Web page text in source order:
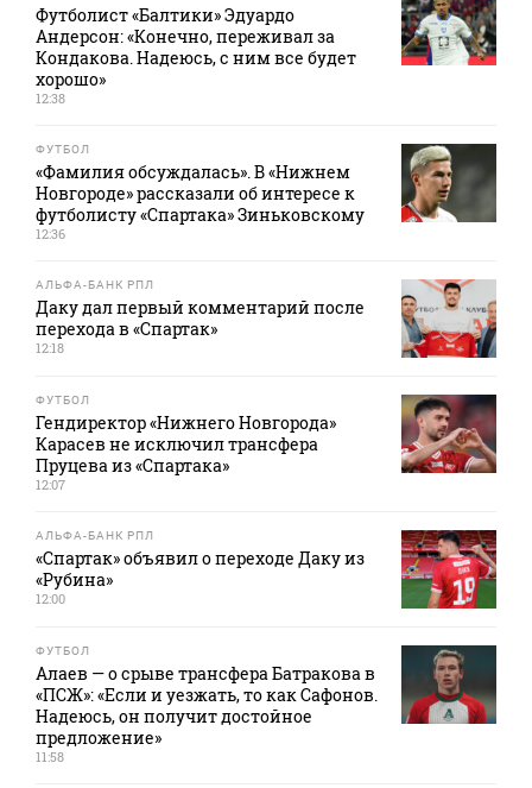
Футболист «Балтики» Эдуардо
Андерсон: «Конечно, переживал за
Кондакова. Надеюсь, с ним все будет
хорошо»
12:38
ФУТБОЛ
«Фамилия обсуждалась». В «Нижнем
Новгороде» рассказали об интересе к
футболисту «Спартака» Зиньковскому
12:36
АЛЬФА-БАНК РПЛ
Даку дал первый комментарий после
перехода в «Спартак»
12:18
ФУТБОЛ
Гендиректор «Нижнего Новгорода»
Карасев не исключил трансфера
Пруцева из «Спартака»
12:07
АЛЬФА-БАНК РПЛ
«Спартак» объявил о переходе Даку из
«Рубина»
12:00
ФУТБОЛ
Алаев — о срыве трансфера Батракова в
«ПСЖ»: «Если и уезжать, то как Сафонов.
Надеюсь, он получит достойное
предложение»
11:58